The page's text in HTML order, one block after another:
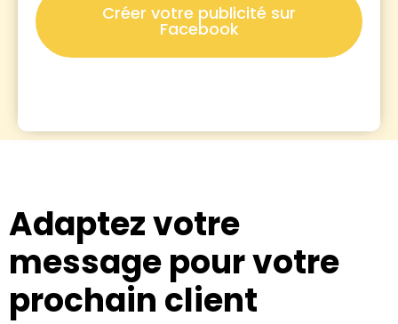
Créer votre publicité sur
Facebook
Adaptez votre
message pour votre
prochain client